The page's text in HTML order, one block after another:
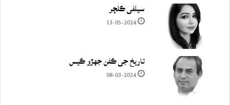
سيلفي ڪلچر
13-05-2024
تاريخ جي ڪفن جھڙو ڪيس
08-03-2024